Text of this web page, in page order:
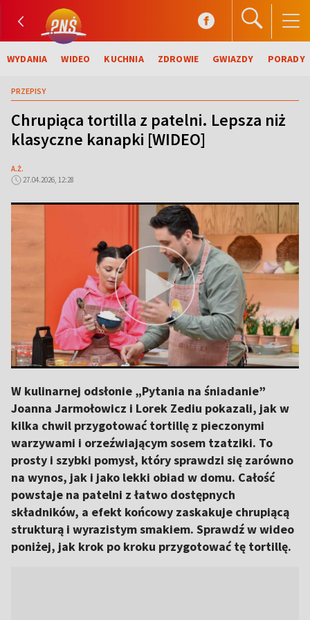
WYDANIA WIDEO KUCHNIA ZDROWIE GWIAZDY PORADY
PRZEPISY
Chrupiąca tortilla z patelni. Lepsza niż
klasyczne kanapki [WIDEO]
A.Ż.
27.04.2026, 12:28
W kulinarnej odsłonie „Pytania na śniadanie”
Joanna Jarmołowicz i Lorek Zediu pokazali, jak w
kilka chwil przygotować tortillę z pieczonymi
warzywami i orzeźwiającym sosem tzatziki. To
prosty i szybki pomysł, który sprawdzi się zarówno
na wynos, jak i jako lekki obiad w domu. Całość
powstaje na patelni z łatwo dostępnych
składników, a efekt końcowy zaskakuje chrupiącą
strukturą i wyrazistym smakiem. Sprawdź w wideo
poniżej, jak krok po kroku przygotować tę tortillę.